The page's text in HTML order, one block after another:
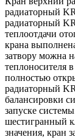
радиаторный
радиаторный
теплоотдачи
крана
затвору можна
теплоносителя
полностью
радиаторный
балансировки
запуске
шестигранный
значения, кран